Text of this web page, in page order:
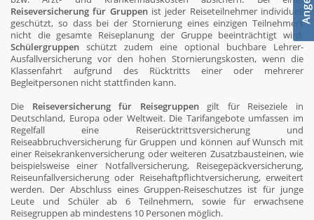
Reiseversicherung für Gruppenist jeder Reiseteilnehmer individuell
geschützt, so dass bei der Stornierung eines einzigen Teilnehmers
nicht die gesamte Reiseplanung der Gruppe beeinträchtigt wird.
Schülergruppen schützt zudem eine optional buchbare Lehrer-
Ausfallversicherung vor den hohen Stornierungskosten, wenn die
Klassenfahrt aufgrund des Rücktritts einer oder mehrerer
Begleitpersonen nicht stattfinden kann.
Die Reiseversicherung für Reisegruppengilt für Reiseziele in
Deutschland, Europa oder Weltweit. Die Tarifangebote umfassen im
Regelfall eine Reiserücktrittsversicherung und
Reiseabbruchversicherung für Gruppen und können auf Wunsch mit
einer Reisekrankenversicherung oder weiteren Zusatzbausteinen, wie
beispielsweise einer Notfallversicherung, Reisegepäckversicherung,
Reiseunfallversicherung oder Reisehaftpflichtversicherung, erweitert
werden. Der Abschluss eines Gruppen-Reiseschutzes ist für junge
Leute und Schüler ab 6 Teilnehmern, sowie für erwachsene
Reisegruppen ab mindestens 10 Personen möglich.